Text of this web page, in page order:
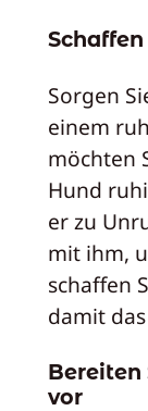
Sorgen
einem
möchten
Hund
er zu
mit ihm,
schaffen
damit
Bereiten
vor